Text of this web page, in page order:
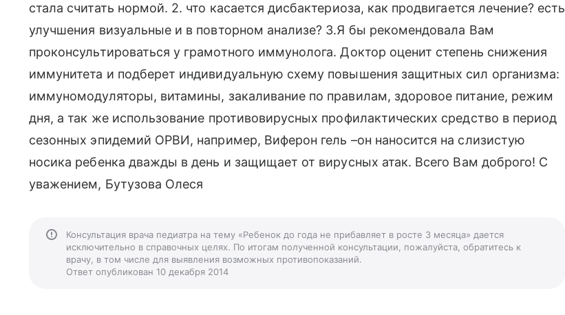
стала считать нормой. 2. что касается дисбактериоза, как продвигается лечение? есть
улучшения визуальные и в повторном анализе? 3.Я бы рекомендовала Вам
проконсультироваться у грамотного иммунолога. Доктор оценит степень снижения
иммунитета и подберет индивидуальную схему повышения защитных сил организма:
иммуномодуляторы, витамины, закаливание по правилам, здоровое питание, режим
дня, а так же использование противовирусных профилактических средство в период
сезонных эпидемий ОРВИ, например, Виферон гель –он наносится на слизистую
носика ребенка дважды в день и защищает от вирусных атак. Всего Вам доброго! С
уважением, Бутузова Олеся
Консультация врача педиатра на тему «Ребенок до года не прибавляет в росте 3 месяца» дается
исключительно в справочных целях. По итогам полученной консультации, пожалуйста, обратитесь к
врачу, в том числе для выявления возможных противопоказаний.
Ответ опубликован 10 декабря 2014